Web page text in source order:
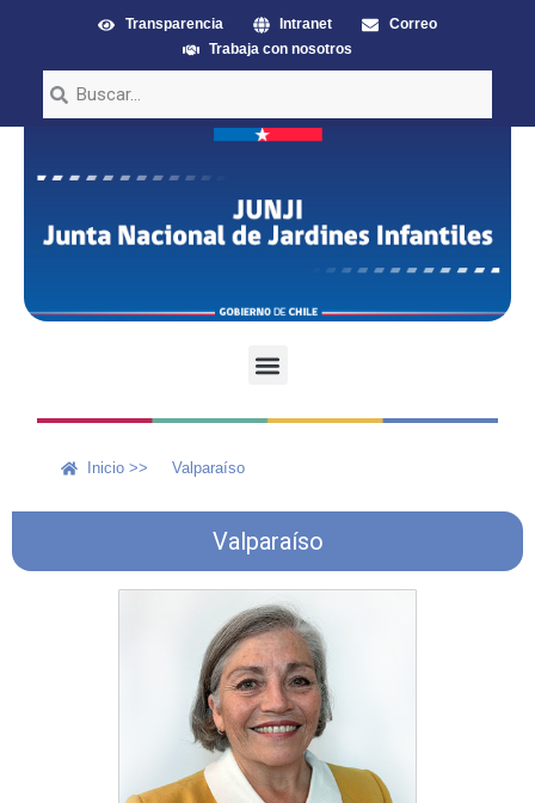
Transparencia Intranet
Correo
Trabaja con nosotros
Inicio >> Valparaíso
Valparaíso